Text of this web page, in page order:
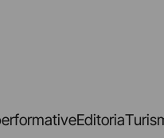
Editoria